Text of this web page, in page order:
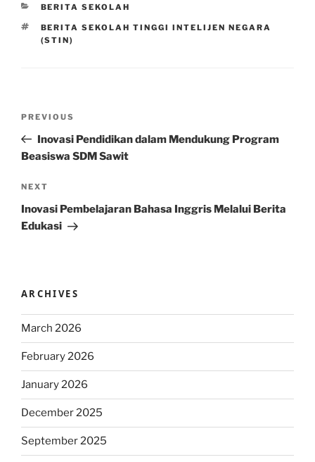
CATEGORIES
BERITA SEKOLAH
TAGS
BERITA SEKOLAH TINGGI INTELIJEN NEGARA
(STIN)
Previous
Post
PREVIOUS
Inovasi Pendidikan dalam Mendukung Program
Beasiswa SDM Sawit
Next
Post
NEXT
Inovasi Pembelajaran Bahasa Inggris Melalui Berita
Edukasi
ARCHIVES
March 2026
February 2026
January 2026
December 2025
September 2025